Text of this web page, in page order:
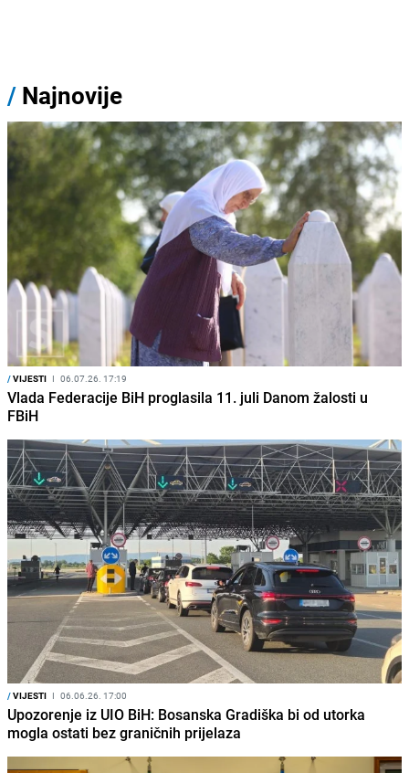
/ Najnovije
/VIJESTI I 06.07.26. 17:19
Vlada Federacije BiH proglasila 11. juli Danom žalosti u
FBiH
/VIJESTI I 06.06.26. 17:00
Upozorenje iz UIO BiH: Bosanska Gradiška bi od utorka
mogla ostati bez graničnih prijelaza